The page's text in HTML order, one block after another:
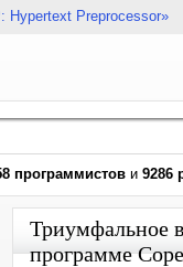
Hypertext Preprocessor»
программистов и 9286
Триумфальное
программе